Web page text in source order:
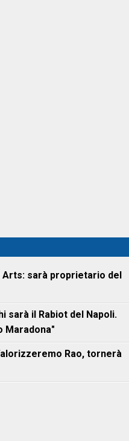
Arts: sarà proprietario del
sarà il Rabiot del Napoli.
Maradona"
Rao, tornerà